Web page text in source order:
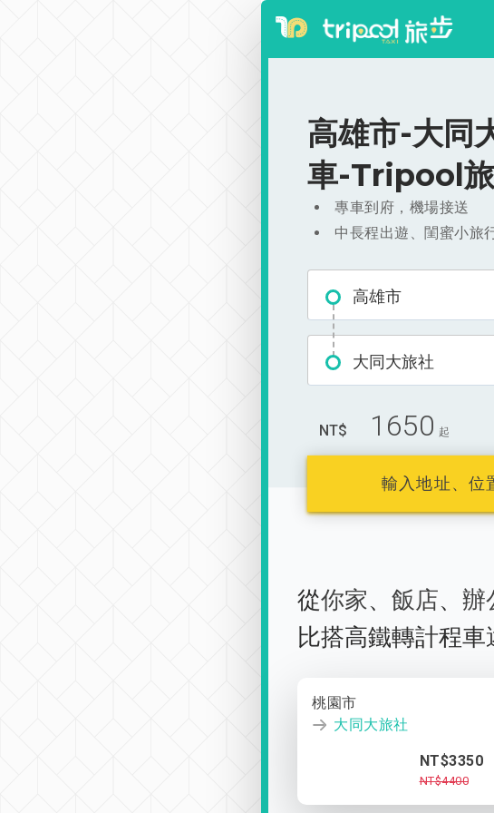
高雄市-大同
車-Tripool
專車到府，機場接送
中長程出遊、閨蜜小旅
高雄市
大同大旅社
NT$ 1650 起
輸入地址、位
從你家、 飯店、 辦
比搭高鐵轉計程車
桃園市
大同大旅社
NT$3350
NT$4400